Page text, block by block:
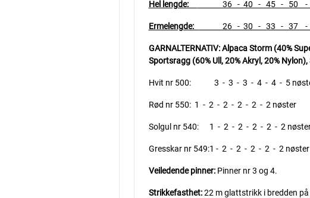
Hel lengde: 36 - 40 - 45 - 50 -
Ermelengde: 26 - 30 - 33 - 37 -
GARNALTERNATIV: Alpaca Storm (40%
Sportsragg (60% Ull, 20% Akryl, 20%
Hvit nr 500: 3 - 3 - 3 - 4 - 4 - 5
Rød nr 550: 1 - 2 - 2 - 2 - 2 - 2 nøster
Solgul nr 540: 1 - 2 - 2 - 2 - 2 - 2
Gresskar nr 549:1 - 2 - 2 - 2 - 2 - 2 nøster
Veiledende pinner:Pinner nr 3 og 4.
Strikkefasthet:22 m glattstrikk i bredden på